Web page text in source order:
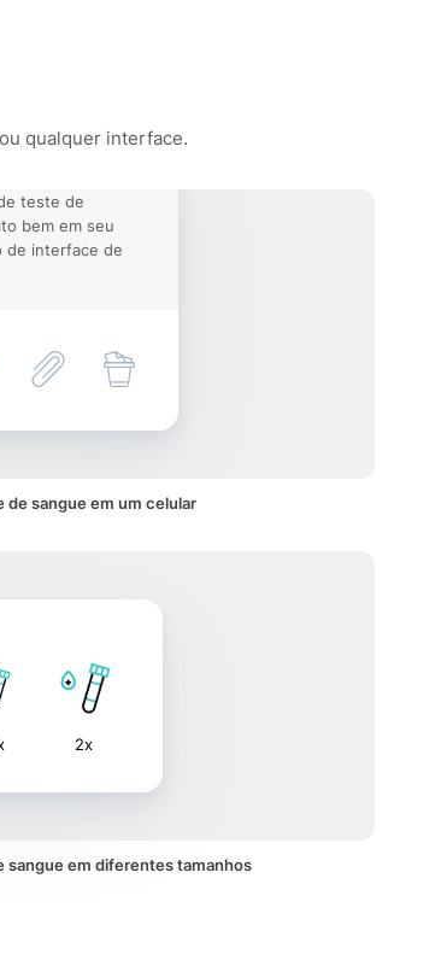
qualquer interface.
teste de
bem em seu
de interface de
de sangue em um celular
2x
sangue em diferentes tamanhos